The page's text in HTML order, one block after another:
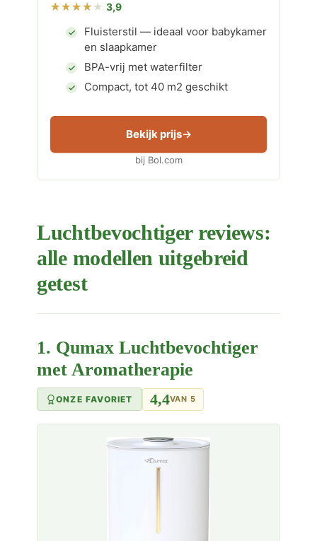
3,9
Fluisterstil — ideaal voor babykamer
en slaapkamer
BPA-vrij met waterfilter
Compact, tot 40 m2 geschikt
Bekijk prijs
bij Bol.com
Luchtbevochtiger reviews:
alle modellen uitgebreid
getest
1. Qumax Luchtbevochtiger
met Aromatherapie
ONZE FAVORIET 4,4VAN 5